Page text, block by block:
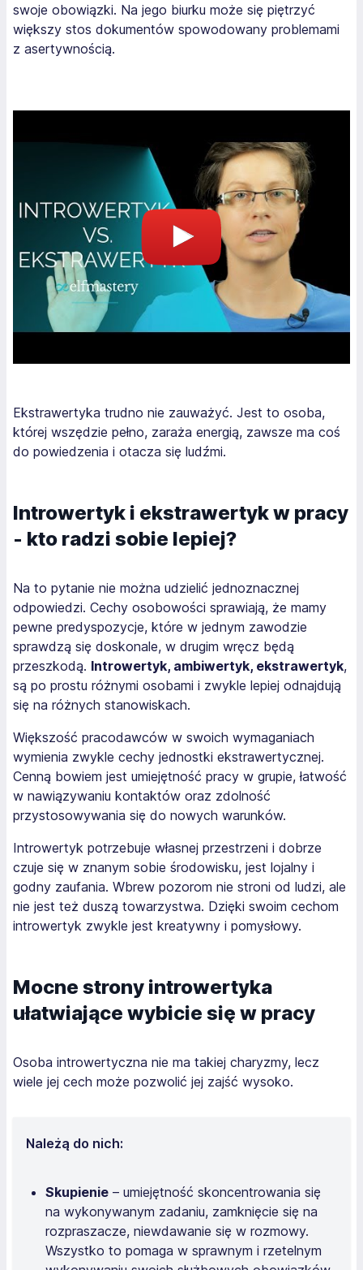
swoje obowiązki. Na jego biurku może się piętrzyć
większy stos dokumentów spowodowany problemami
z asertywnością.
Ekstrawertyka trudno nie zauważyć. Jest to osoba,
której wszędzie pełno, zaraża energią, zawsze ma coś
do powiedzenia i otacza się ludźmi.
Introwertyk i ekstrawertyk w pracy
- kto radzi sobie lepiej?
Na to pytanie nie można udzielić jednoznacznej
odpowiedzi. Cechy osobowości sprawiają, że mamy
pewne predyspozycje, które w jednym zawodzie
sprawdzą się doskonale, w drugim wręcz będą
przeszkodą. Introwertyk, ambiwertyk, ekstrawertyk,
są po prostu różnymi osobami i zwykle lepiej odnajdują
się na różnych stanowiskach.
Większość pracodawców w swoich wymaganiach
wymienia zwykle cechy jednostki ekstrawertycznej.
Cenną bowiem jest umiejętność pracy w grupie, łatwość
w nawiązywaniu kontaktów oraz zdolność
przystosowywania się do nowych warunków.
Introwertyk potrzebuje własnej przestrzeni i dobrze
czuje się w znanym sobie środowisku, jest lojalny i
godny zaufania. Wbrew pozorom nie stroni od ludzi, ale
nie jest też duszą towarzystwa. Dzięki swoim cechom
introwertyk zwykle jest kreatywny i pomysłowy.
Mocne strony introwertyka
ułatwiające wybicie się w pracy
Osoba introwertyczna nie ma takiej charyzmy, lecz
wiele jej cech może pozwolić jej zajść wysoko.
Należą do nich:
Skupienie – umiejętność skoncentrowania się
na wykonywanym zadaniu, zamknięcie się na
rozpraszacze, niewdawanie się w rozmowy.
Wszystko to pomaga w sprawnym i rzetelnym